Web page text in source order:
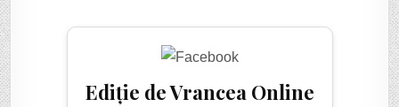
Ediție de Vrancea Online